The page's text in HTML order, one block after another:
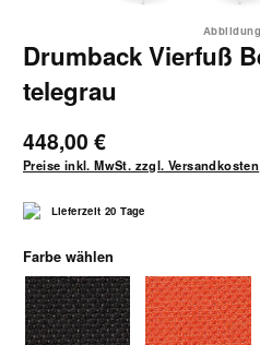
Drumback Vierfuß
telegrau
448,00 €
Preise inkl. MwSt. zzgl. Versandkosten
Lieferzeit 20 Tage
Farbe wählen
1040 schwarz 1041